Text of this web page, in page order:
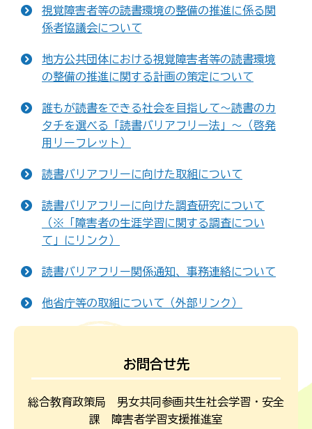
視覚障害者等の読書環境の整備の推進に係る関
係者協議会について
地方公共団体における視覚障害者等の読書環境
の整備の推進に関する計画の策定について
誰もが読書をできる社会を目指して～読書のカ
タチを選べる「読書バリアフリー法」～（啓発
用リーフレット）
読書バリアフリーに向けた取組について
読書バリアフリーに向けた調査研究について
（※「障害者の生涯学習に関する調査につい
て」にリンク）
読書バリアフリー関係通知、事務連絡について
他省庁等の取組について（外部リンク）
お問合せ先
総合教育政策局 男女共同参画共生社会学習・安全
課 障害者学習支援推進室